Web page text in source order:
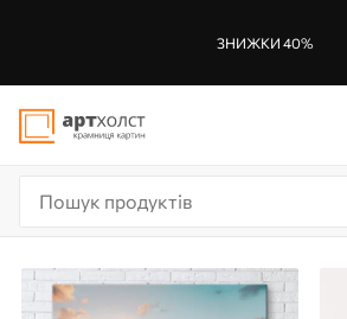
ЗНИЖКИ 40%